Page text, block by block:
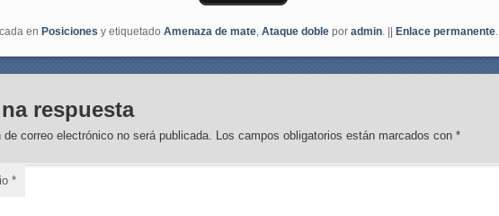
en Posiciones y etiquetado Amenaza de mate, Ataque doble por admin. || Enlace permanente.
respuesta
de correo electrónico no será publicada. Los campos obligatorios están marcados con*
*